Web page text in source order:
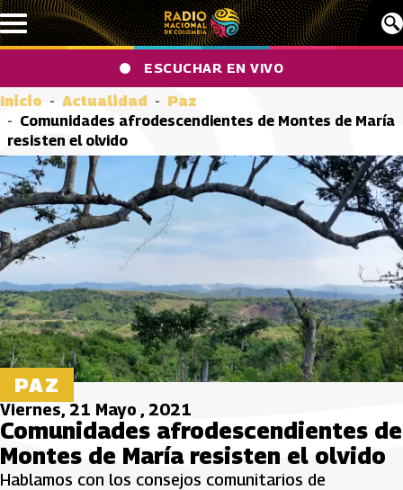
Pasar al contenido principal
ESCUCHAR EN VIVO
Inicio Actualidad
Paz
Comunidades afrodescendientes de Montes de María
resisten el olvido
PAZ
Viernes, 21 Mayo , 2021
Comunidades afrodescendientes de
Montes de María resisten el olvido
Hablamos con los consejos comunitarios de